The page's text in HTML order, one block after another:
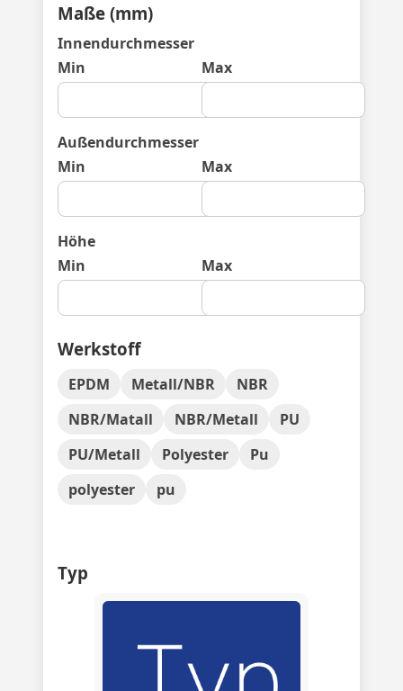
Maße (mm)
Innendurchmesser
Min
Max
Außendurchmesser
Min
Max
Höhe
Min
Max
Werkstoff
EPDM Metall/NBR
NBR
NBR/Matall
NBR/Metall
PU
PU/Metall
Polyester
Pu
polyester
pu
Typ